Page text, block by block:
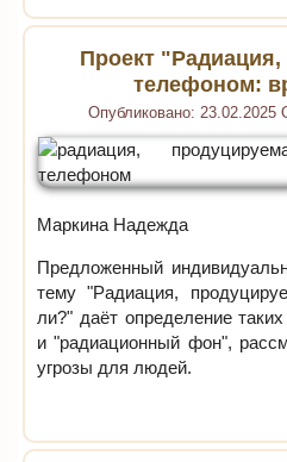
Проект
телефоном:
Опубликовано: 23.02.2025
Маркина Надежда
Предложенный
тему "Радиация,
ли?" даёт определение
и "радиационный фон",
угрозы для людей.